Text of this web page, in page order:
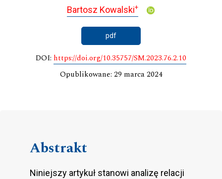
Bartosz Kowalski+
pdf
DOI: https://doi.org/10.35757/SM.2023.76.2.10
Opublikowane: 29 marca 2024
Abstrakt
Niniejszy artykuł stanowi analizę relacji